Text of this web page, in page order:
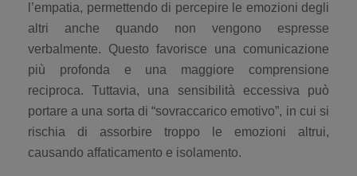
l’empatia, permettendo di percepire le emozioni degli
altri anche quando non vengono espresse
verbalmente. Questo favorisce una comunicazione
più profonda e una maggiore comprensione
reciproca. Tuttavia, una sensibilità eccessiva può
portare a una sorta di “sovraccarico emotivo”, in cui si
rischia di assorbire troppo le emozioni altrui,
causando affaticamento e isolamento.